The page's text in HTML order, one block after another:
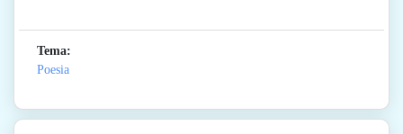
Tema:
Poesia